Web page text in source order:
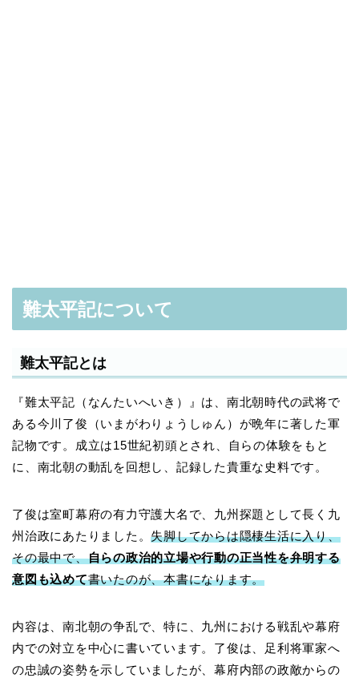
難太平記について
難太平記とは
『難太平記（なんたいへいき）』は、南北朝時代の武将で
ある今川了俊 （いまがわりょうしゅん）が晩年に著した軍
記物です。成立は15世紀初頭とされ、自らの体験をもと
に、南北朝の動乱を回想し、記録した貴重な史料です。
了俊は室町幕府の有力守護大名で、九州探題として長く九
州治政にあたりました。失脚してからは隠棲生活に入り、
その最中で、自らの政治的立場や行動の正当性を弁明する
意図も込めて書いたのが、本書になります。
内容は、南北朝の争乱で、特に、九州における戦乱や幕府
内での対立を中心に書いています。了俊は、足利将軍家へ
の忠誠の姿勢を示していましたが、幕府内部の政敵からの